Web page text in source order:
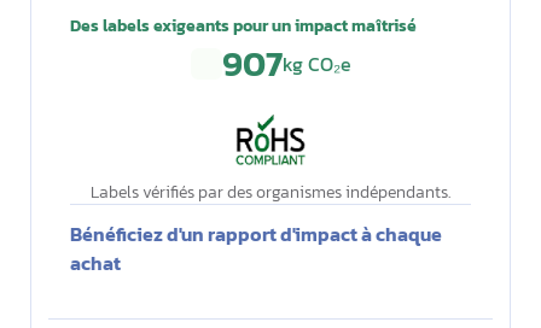
Des labels exigeants pour un impact maîtrisé
907kg CO₂e
Labels vérifiés par des organismes indépendants.
Bénéficiez d'un rapport d'impact à chaque
achat